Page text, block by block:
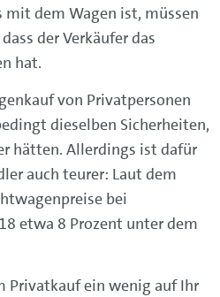
mit dem Wagen ist, müssen
der Verkäufer das
hat.
von Privatpersonen
dieselben Sicherheiten,
hätten. Allerdings ist dafür
auch teurer: Laut dem
bei
etwa 8 Prozent unter dem
Privatkauf ein wenig auf Ihr